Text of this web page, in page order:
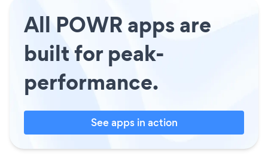
All POWR apps are
built for peak-
performance.
See apps in action